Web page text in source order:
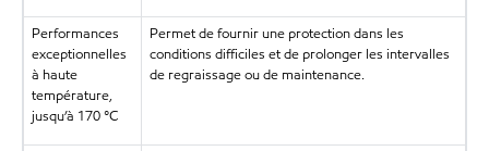
Performances
exceptionnelles
à haute
température,
jusqu’à 170 °C
Permet de fournir une protection dans les
conditions difficiles et de prolonger les intervalles
de regraissage ou de maintenance.